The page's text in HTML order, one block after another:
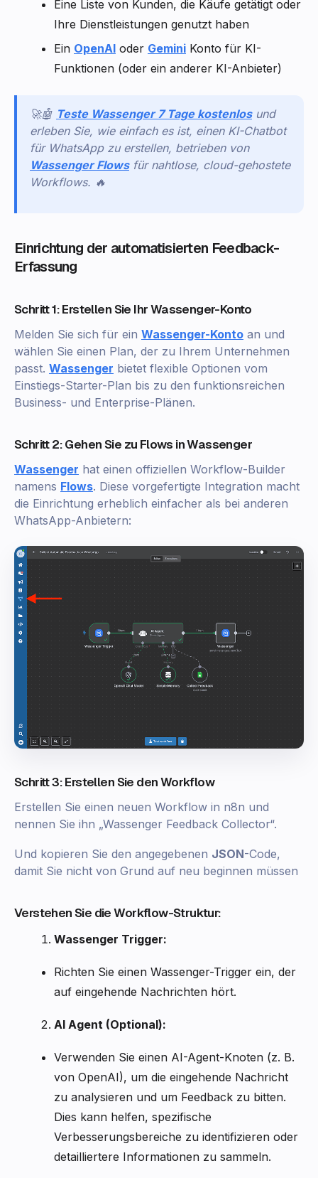
Eine Liste von Kunden, die Käufe getätigt oder
Ihre Dienstleistungen genutzt haben
Ein OpenAI oder Gemini Konto für KI-
Funktionen (oder ein anderer KI-Anbieter)
🚀🤖 Teste Wassenger 7 Tage kostenlos und
erleben Sie, wie einfach es ist, einen KI-Chatbot
für WhatsApp zu erstellen, betrieben von
Wassenger Flows für nahtlose, cloud-gehostete
Workflows. 🔥
Einrichtung der automatisierten Feedback-
Erfassung
Schritt 1: Erstellen Sie Ihr Wassenger-Konto
Melden Sie sich für ein Wassenger-Konto an und
wählen Sie einen Plan, der zu Ihrem Unternehmen
passt. Wassenger bietet flexible Optionen vom
Einstiegs-Starter-Plan bis zu den funktionsreichen
Business- und Enterprise-Plänen.
Schritt 2: Gehen Sie zu Flows in Wassenger
Wassenger hat einen offiziellen Workflow-Builder
namens Flows. Diese vorgefertigte Integration macht
die Einrichtung erheblich einfacher als bei anderen
WhatsApp-Anbietern:
Schritt 3: Erstellen Sie den Workflow
Erstellen Sie einen neuen Workflow in n8n und
nennen Sie ihn „Wassenger Feedback Collector“.
Und kopieren Sie den angegebenen JSON-Code,
damit Sie nicht von Grund auf neu beginnen müssen
Verstehen Sie die Workflow-Struktur:
Wassenger Trigger:
Richten Sie einen Wassenger-Trigger ein, der
auf eingehende Nachrichten hört.
AI Agent (Optional):
Verwenden Sie einen AI-Agent-Knoten (z. B.
von OpenAI), um die eingehende Nachricht
zu analysieren und um Feedback zu bitten.
Dies kann helfen, spezifische
Verbesserungsbereiche zu identifizieren oder
detailliertere Informationen zu sammeln.